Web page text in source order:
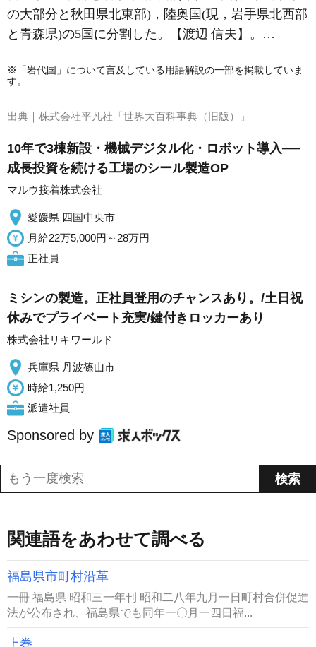
の大部分と秋田県北東部)，陸奥国(現，岩手県北西部
と青森県)の5国に分割した。【渡辺 信夫】。…
※「岩代国」について言及している用語解説の一部を掲載していま
す。
出典｜ 株式会社平凡社「世界大百科事典（旧版）」
10年で3棟新設・機械デジタル化・ロボット導入──
成長投資を続ける工場のシール製造OP
マルウ接着株式会社
愛媛県 四国中央市
月給22万5,000円～28万円
正社員
ミシンの製造。正社員登用のチャンスあり。/土日祝
休みでプライベート充実/鍵付きロッカーあり
株式会社リキワールド
兵庫県 丹波篠山市
時給1,250円
派遣社員
Sponsored by
関連語をあわせて調べる
福島県市町村沿革
一冊 福島県 昭和三一年刊 昭和二八年九月一日町村合併促進
法が公布され、福島県でも同年一〇月一四日福...
上巻